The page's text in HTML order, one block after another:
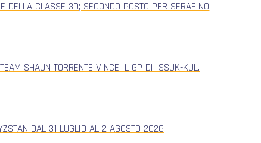
CLASSE 3D; SECONDO POSTO PER SERAFINO
SHAUN TORRENTE VINCE IL GP DI ISSUK-KUL.
DAL 31 LUGLIO AL 2 AGOSTO 2026